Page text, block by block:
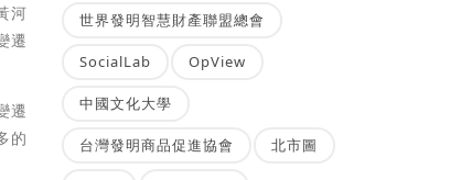
河
遷
遷
的
世界發明智慧財產聯盟總會
SocialLab OpView
中國文化大學
台灣發明商品促進協會 北市圖